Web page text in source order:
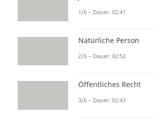
1/6 – Dauer: 02:41
Natürliche Person
2/6 – Dauer: 02:52
Öffentliches Recht
3/6 – Dauer: 02:43